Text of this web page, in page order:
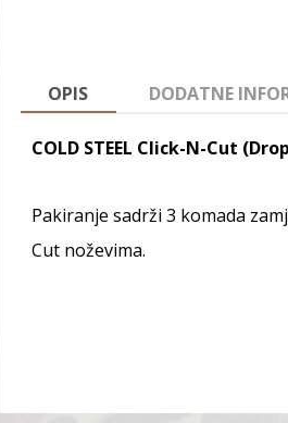
OPIS DODATNE
COLD STEEL Click-N-Cut
Pakiranje sadrži 3 komada
Cutnoževima.